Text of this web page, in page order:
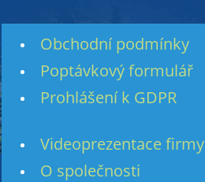
Obchodní podmínky
Poptávkový formulář
Prohlášení k GDPR
Videoprezentace firmy
O společnosti